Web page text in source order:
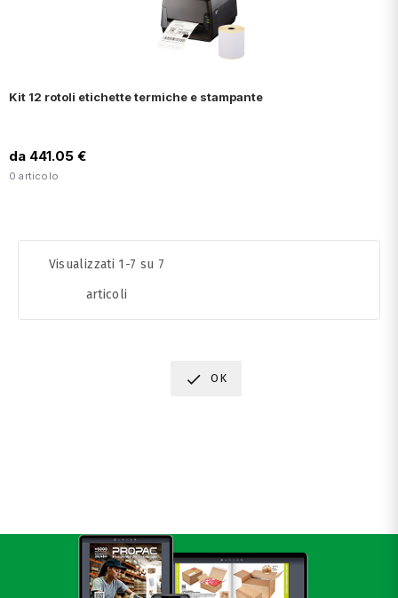
Kit 12 rotoli etichette termiche e stampante
da 441.05 €
0 articolo
Visualizzati 1-7 su 7
articoli
 OK